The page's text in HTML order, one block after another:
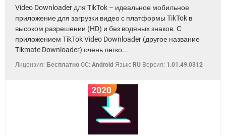
Video Downloader для TikTok – идеальное мобильное
приложение для загрузки видео с платформы TikTok в
высоком разрешении (HD) и без водяных знаков. С
приложением TikTok Video Downloader (другое название
Tikmate Downloader) очень легко...
Лицензия: Бесплатно OC: Android Язык: RU Версия: 1.01.49.0312